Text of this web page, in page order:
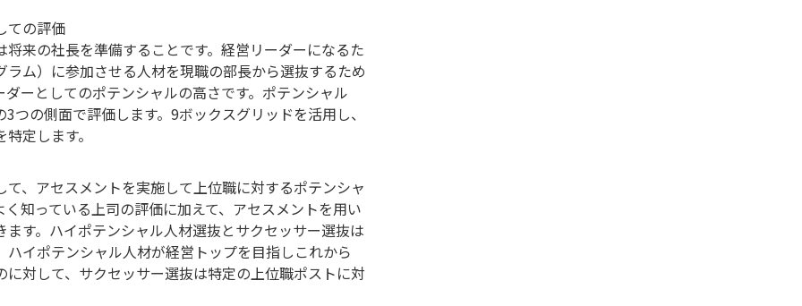
ての評価
来の社長を準備することです。経営リーダーになるた
ム）に参加させる人材を現職の部長から選抜するため
ーとしてのポテンシャルの高さです。ポテンシャル
の側面で評価します。9ボックスグリッドを活用し、
定します。
、アセスメントを実施して上位職に対するポテンシャ
知っている上司の評価に加えて、アセスメントを用い
す。ハイポテンシャル人材選抜とサクセッサー選抜は
イポテンシャル人材が経営トップを目指しこれから
対して、サクセッサー選抜は特定の上位職ポストに対